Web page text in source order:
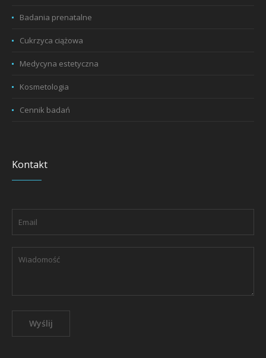
Badania prenatalne
Cukrzyca ciążowa
Medycyna estetyczna
Kosmetologia
Cennik badań
Kontakt